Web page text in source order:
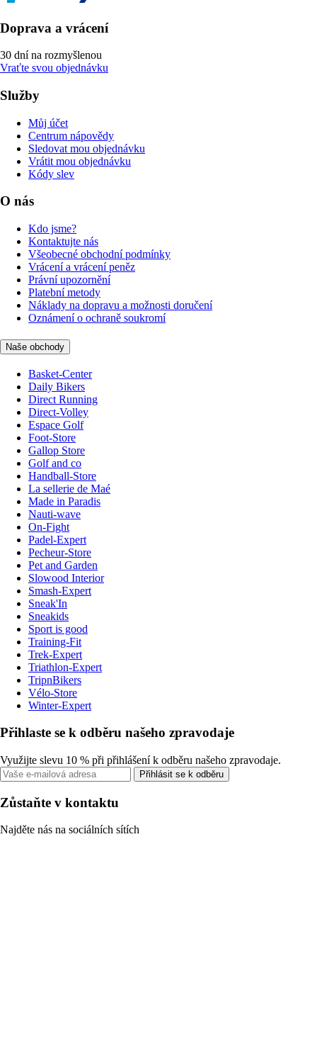
Doprava a vrácení
30 dní na rozmyšlenou
Vraťte svou objednávku
Služby
Můj účet
Centrum nápovědy
Sledovat mou objednávku
Vrátit mou objednávku
Kódy slev
O nás
Kdo jsme?
Kontaktujte nás
Všeobecné obchodní podmínky
Vrácení a vrácení peněz
Právní upozornění
Platební metody
Náklady na dopravu a možnosti doručení
Oznámení o ochraně soukromí
Naše obchody
Basket-Center
Daily Bikers
Direct Running
Direct-Volley
Espace Golf
Foot-Store
Gallop Store
Golf and co
Handball-Store
La sellerie de Maé
Made in Paradis
Nauti-wave
On-Fight
Padel-Expert
Pecheur-Store
Pet and Garden
Slowood Interior
Smash-Expert
Sneak'In
Sneakids
Sport is good
Training-Fit
Trek-Expert
Triathlon-Expert
TripnBikers
Vélo-Store
Winter-Expert
Přihlaste se k odběru našeho zpravodaje
Využijte slevu 10 % při přihlášení k odběru našeho zpravodaje.
Přihlásit se k odběru
Zůstaňte v kontaktu
Najděte nás na sociálních sítích